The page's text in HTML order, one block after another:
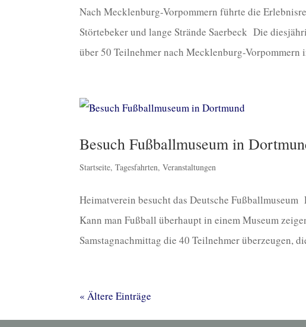
Nach Mecklenburg-Vorpommern führte die
Störtebeker und lange Strände Saerbeck Die
über 50 Teilnehmer nach Mecklenburg-Vorpommern
Besuch Fußballmuseum in
Startseite,Tagesfahrten,Veranstaltungen
Heimatverein besucht das Deutsche
Kann man Fußball überhaupt in einem Museum
Samstagnachmittag die 40 Teilnehmer überzeugen,
« Ältere Einträge